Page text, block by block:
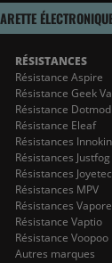
RÉSISTANCES
Résistance Aspire
Résistance Geek
Résistance Dotmod
Résistance Eleaf
Résistances Innokin
Résistances Justfog
Résistances
Résistances MPV
Résistances
Résistance Vaptio
Résistance Voopoo
Autres marques